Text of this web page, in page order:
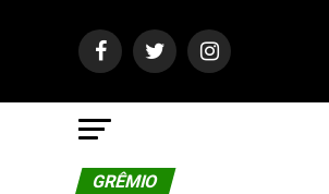
GRÊMIO